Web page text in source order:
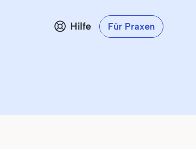
Hilfe Für Praxen